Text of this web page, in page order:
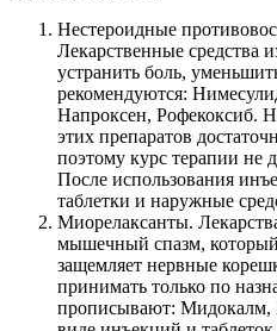
Нестероидные
Лекарственные средства
устранить боль,
рекомендуются:
Напроксен, Рофекоксиб.
этих препаратов
поэтому курс терапии не
После использования
таблетки и наружные
Миорелаксанты.
мышечный спазм,
защемляет нервные
принимать только по
прописывают: Мидокалм,